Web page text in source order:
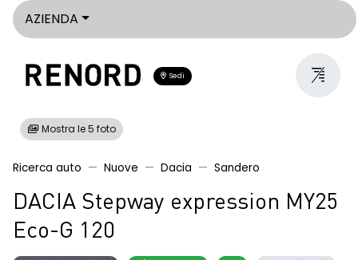
AZIENDA
Sedi
Mostra le 5 foto
Ricerca auto Nuove Dacia Sandero
DACIA Stepway expression MY25
Eco-G 120